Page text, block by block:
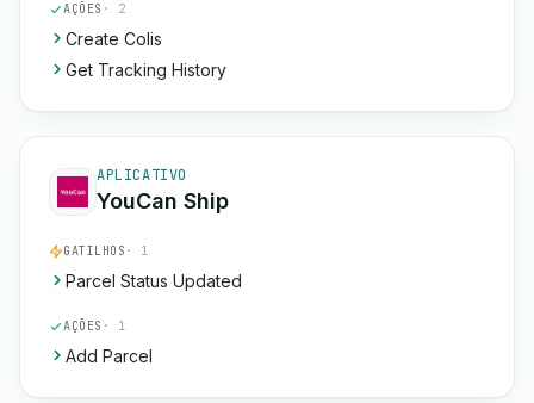
AÇÕES · 2
Create Colis
Get Tracking History
APLICATIVO
YouCan Ship
GATILHOS · 1
Parcel Status Updated
AÇÕES · 1
Add Parcel